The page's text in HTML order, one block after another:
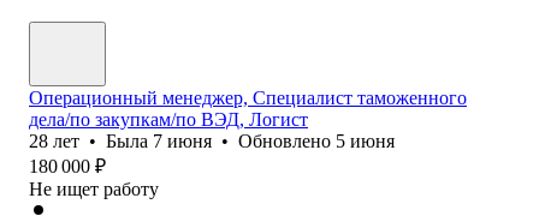
Операционный менеджер, Специалист таможенного
дела/по закупкам/по ВЭД, Логист
28 лет • Была 7 июня • Обновлено 5 июня
180 000 ₽
Не ищет работу